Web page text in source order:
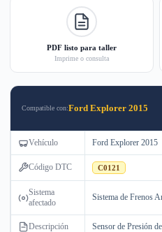
PDF listo para taller
Imprime o consulta
Compatible con:Ford Explorer 2015
Vehículo Ford Explorer 2015
Código DTC C0121
Sistema
afectado
Sistema de Frenos
Descripción Sensor de Presión